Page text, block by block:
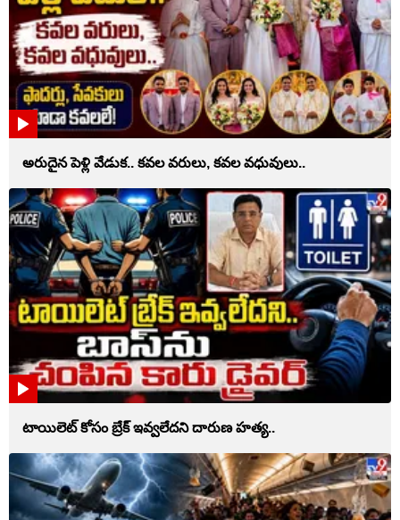
అరుదైన పెళ్లి వేడుక.. కవల వరులు, కవల వధువులు..
టాయిలెట్‌ కోసం బ్రేక్‌ ఇవ్వలేదని దారుణ హత్య..